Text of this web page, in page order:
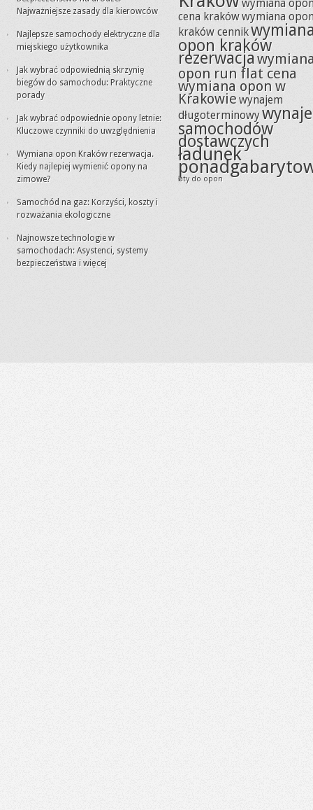
Najważniejsze zasady dla kierowców
Najlepsze samochody elektryczne dla
miejskiego użytkownika
Jak wybrać odpowiednią skrzynię
biegów do samochodu: Praktyczne
porady
Jak wybrać odpowiednie opony letnie:
Kluczowe czynniki do uwzględnienia
Wymiana opon Kraków rezerwacja.
Kiedy najlepiej wymienić opony na
zimowe?
Samochód na gaz: Korzyści, koszty i
rozważania ekologiczne
Najnowsze technologie w
samochodach: Asystenci, systemy
bezpieczeństwa i więcej
wymiana
cena krakówwymiana
kraków cennik
opon kraków
rezerwacja
opon run flat cena
wymiana opon w
Krakowiewynajem
długoterminowy
samochodów
dostawczych
ładunek
łaty do opon